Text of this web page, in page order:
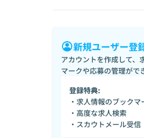
新規ユーザー登
アカウントを作成して、
マークや応募の管理がで
登録特典:
・求人情報のブックマ
・高度な求人検索
・スカウトメール受信